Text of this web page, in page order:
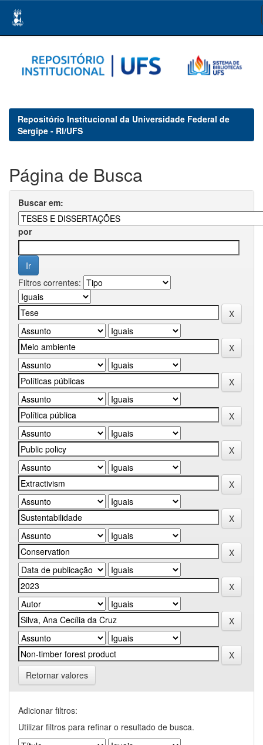
navigation
Repositório Institucional da Universidade Federal de
Sergipe - RI/UFS
Página de Busca
Buscar em:
por
Filtros correntes:
Retornar valores
Adicionar filtros:
Utilizar filtros para refinar o resultado de busca.